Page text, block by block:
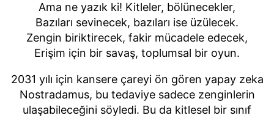
Ama ne yazık ki! Kitleler, bölünecekler,
Bazıları sevinecek, bazıları ise üzülecek.
Zengin biriktirecek, fakir mücadele edecek,
Erişim için bir savaş, toplumsal bir oyun.
2031 yılı için kansere çareyi ön gören yapay zeka
Nostradamus, bu tedaviye sadece zenginlerin
ulaşabileceğini söyledi. Bu da kitlesel bir sınıf